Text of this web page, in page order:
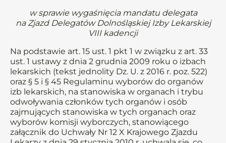
w sprawie wygaśnięcia mandatu delegata
na Zjazd Delegatów Dolnośląskiej Izby Lekarskiej
VIII kadencji
Na podstawie art. 15 ust. 1 pkt 1 w związku z art. 33
ust. 1 ustawy z dnia 2 grudnia 2009 roku o izbach
lekarskich (tekst jednolity Dz. U. z 2016 r. poz. 522)
oraz § 5 i § 45 Regulaminu wyborów do organów
izb lekarskich, na stanowiska w organach i trybu
odwoływania członków tych organów i osób
zajmujących stanowiska w tych organach oraz
wyborów komisji wyborczych, stanowiącego
załącznik do Uchwały Nr 12 X Krajowego Zjazdu